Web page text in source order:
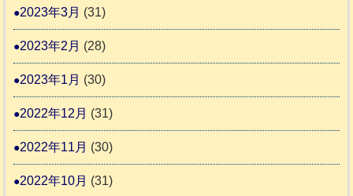
2023年3月 (31)
2023年2月 (28)
2023年1月 (30)
2022年12月 (31)
2022年11月 (30)
2022年10月 (31)